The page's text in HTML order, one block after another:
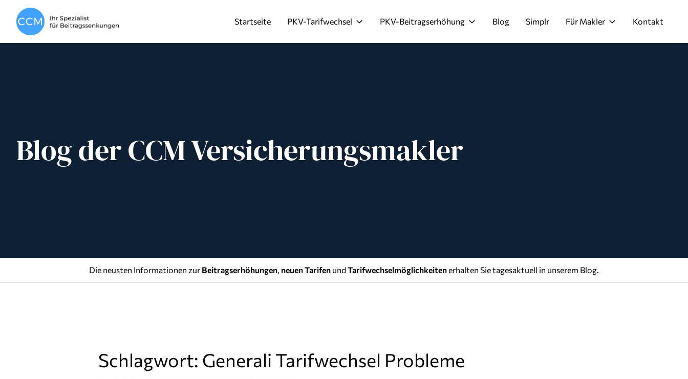
Startseite PKV-Tarifwechsel PKV-Beitragserhöhung Blog Simplr Für Makler Kontakt
Blog der CCM Versicherungsmakler
Die neusten Informationen zur Beitragserhöhungen, neuen Tarifen undTarifwechselmöglichkeitenerhalten Sie tagesaktuell in unserem Blog.
Schlagwort: Generali Tarifwechsel Probleme